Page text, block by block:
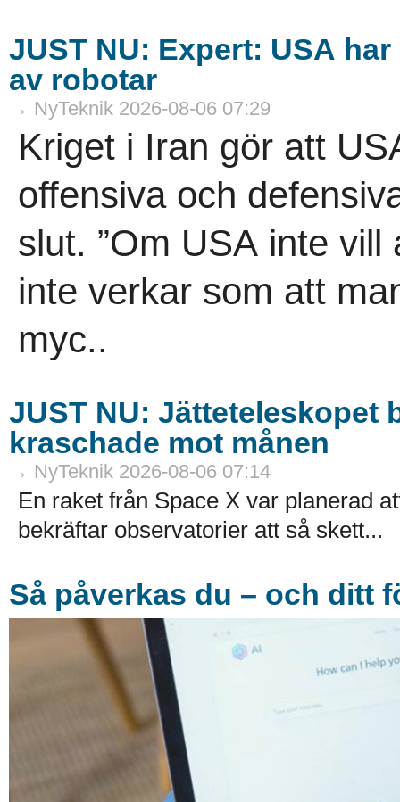
JUST NU: Expert: USA
av robotar
→ NyTeknik 2026-08-06 07:29
Kriget i Iran gör att
offensiva och
slut. ”Om USA inte
inte verkar som att
myc..
JUST NU: Jätteteleskopet
kraschade mot månen
→ NyTeknik 2026-08-06 07:14
En raket från Space X var planerad
bekräftar observatorier att så skett...
Så påverkas du – och ditt